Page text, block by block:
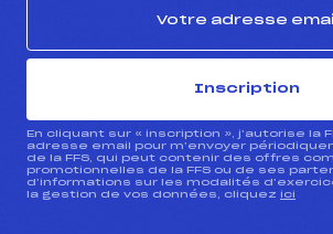
Inscription
En cliquant sur « inscription », j’autorise la
adresse email pour m’envoyer
de la FFS, qui peut contenir des offres
promotionnelles de la FFS ou de ses
d’informations sur les modalités
la gestion de vos données, cliquez ici